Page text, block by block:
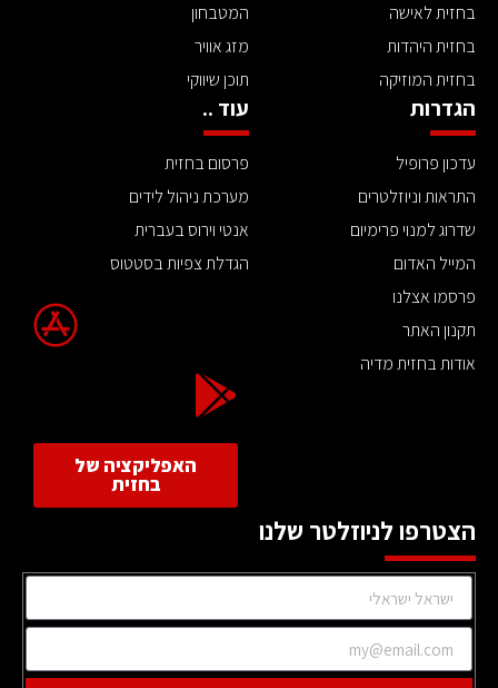
בחזית לאישה
בחזית היהדות
בחזית המוזיקה
המטבחון
מזג אוויר
תוכן שיווקי
הגדרות
עדכון פרופיל
התראות וניוזלטרים
שדרוג למנוי פרימיום
המייל האדום
פרסמו אצלנו
תקנון האתר
אודות בחזית מדיה
עוד ..
פרסום בחזית
מערכת ניהול לידים
אנטי וירוס בעברית
הגדלת צפיות בסטטוס
האפליקציה של
בחזית
הצטרפו לניוזלטר שלנו